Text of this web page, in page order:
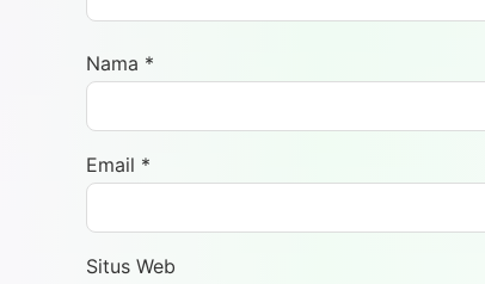
Nama *
Email *
Situs Web